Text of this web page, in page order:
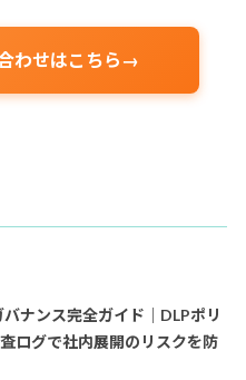
わせはこちら
ナンス完全ガイド｜DLPポリ
ログで社内展開のリスクを防